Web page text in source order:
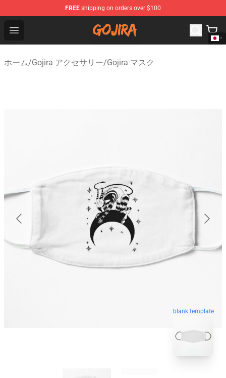
FREE shipping on orders over $100
Open menu
Gojira Shop - Official Gojira Merchandise Store
ホーム/Gojira アクセサリー/Gojira マスク
blank template